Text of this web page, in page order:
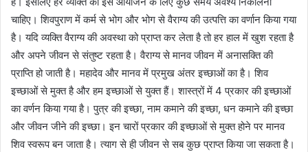
चाहिए। शिवपुराण में कर्म से भोग और भोग से वैराग्य की उत्पत्ति का वर्णान किया गया
है। यदि व्यक्ति वैराग्य की अवस्था को प्राप्त कर लेता है तो हर हाल में खुश रहता है
और अपने जीवन से संतुष्ट रहता है। वैराग्य से मानव जीवन में अनासक्ति की
प्राप्ति हो जाती है। महादेव और मानव में प्रमुख अंतर इच्छाओं का है। शिव
इच्छाओं से मुक्त है और हम इच्छाओं से युक्त हैं। शास्त्रों में 4 प्रकार की इच्छाओं
का वर्णन किया गया है। पुत्र की इच्छा, नाम कमाने की इच्छा, धन कमाने की इच्छा
और जीवन जीने की इच्छा। इन चारों प्रकार की इच्छाओं से मुक्त होने पर मानव
शिव स्वरूप बन जाता है। त्याग से ही जीवन से सब कुछ प्राप्त किया जा सकता है।